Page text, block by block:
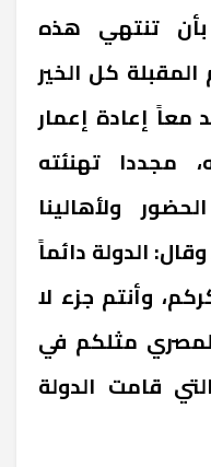
تنتهي هذه
المقبلة كل الخير
معاً إعادة إعمار
مجددا تهنئته
ولأهالينا
الدولة دائماً
وأنتم جزء لا
مثلكم في
قامت الدولة